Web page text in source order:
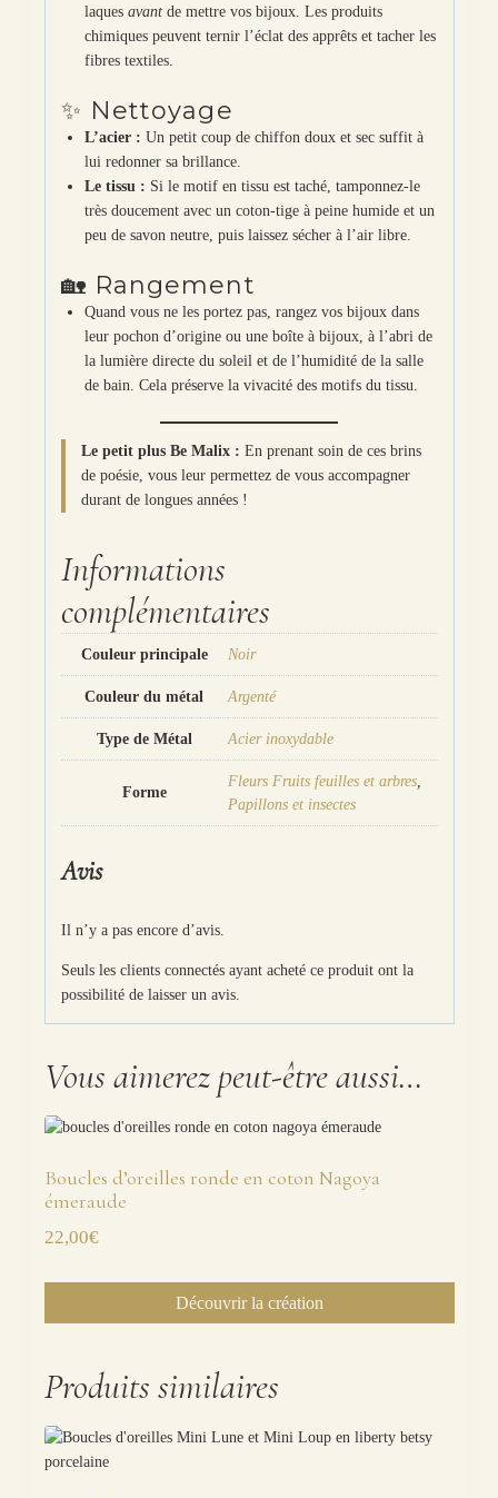
laques avantde mettre vos bijoux. Les produits
chimiques peuvent ternir l’éclat des apprêts et tacher les
fibres textiles.
✨ Nettoyage
L’acier : Un petit coup de chiffon doux et sec suffit à
lui redonner sa brillance.
Le tissu : Si le motif en tissu est taché, tamponnez-le
très doucement avec un coton-tige à peine humide et un
peu de savon neutre, puis laissez sécher à l’air libre.
🏡 Rangement
Quand vous ne les portez pas, rangez vos bijoux dans
leur pochon d’origine ou une boîte à bijoux, à l’abri de
la lumière directe du soleil et de l’humidité de la salle
de bain. Cela préserve la vivacité des motifs du tissu.
Le petit plus Be Malix : En prenant soin de ces brins
de poésie, vous leur permettez de vous accompagner
durant de longues années !
Informations
complémentaires
Couleur principale Noir
Couleur du métal Argenté
Type de Métal Acier inoxydable
Forme
Fleurs Fruits feuilles et arbres,
Papillons et insectes
Avis
Il n’y a pas encore d’avis.
Seuls les clients connectés ayant acheté ce produit ont la
possibilité de laisser un avis.
Vous aimerez peut-être aussi…
Boucles d’oreilles ronde en coton Nagoya
émeraude
22,00€
Découvrir la création
Produits similaires